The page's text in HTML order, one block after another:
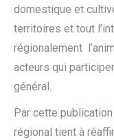
domestique et
territoires et tout
régionalement
acteurs qui
général.
Par cette
régional tient à